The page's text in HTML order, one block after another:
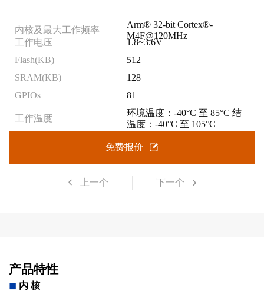
内核及最大工作频率
Arm® 32-bit Cortex®-
M4F@120MHz
工作电压
1.8~3.6V
Flash(KB)
512
SRAM(KB)
128
GPIOs
81
工作温度
环境温度：-40°C 至 85°C 结
温度：-40°C 至 105°C
免费报价
上一个 下一个
产品特性
◼ 内 核